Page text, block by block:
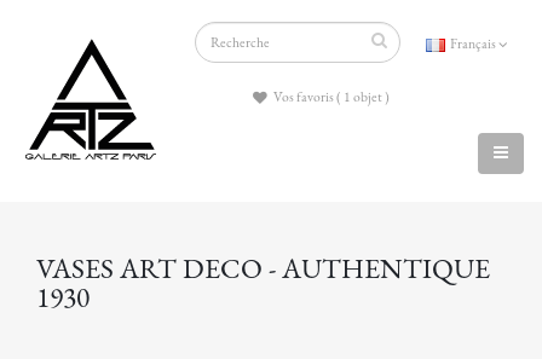
Français
Vos favoris ( 1 objet )
VASES ART DECO - AUTHENTIQUE
1930